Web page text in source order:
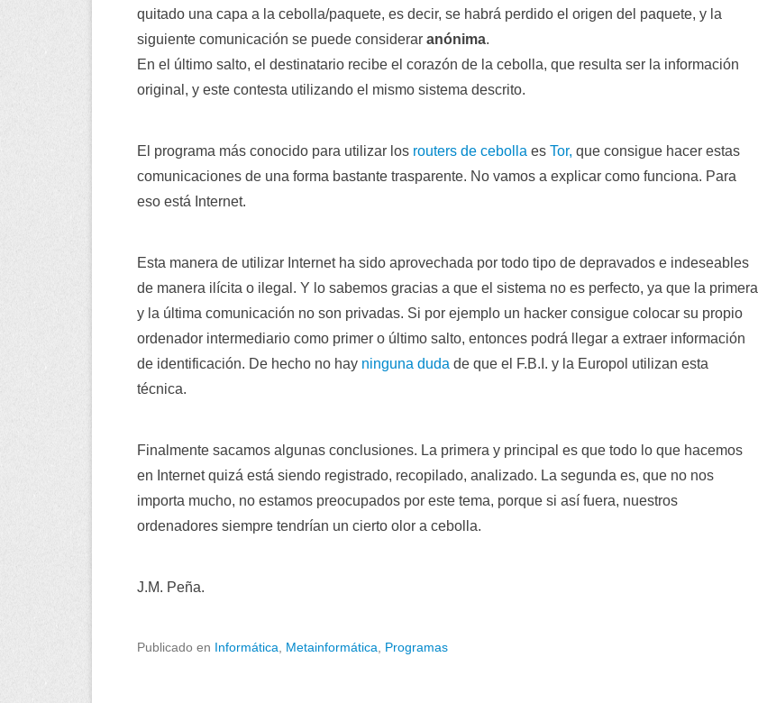
quitado una capa a la cebolla/paquete, es decir, se habrá perdido el origen del paquete, y la
siguiente comunicación se puede considerar anónima.
En el último salto, el destinatario recibe el corazón de la cebolla, que resulta ser la información
original, y este contesta utilizando el mismo sistema descrito.
El programa más conocido para utilizar los routers de cebolla es Tor, que consigue hacer estas
comunicaciones de una forma bastante trasparente. No vamos a explicar como funciona. Para
eso está Internet.
Esta manera de utilizar Internet ha sido aprovechada por todo tipo de depravados e indeseables
de manera ilícita o ilegal. Y lo sabemos gracias a que el sistema no es perfecto, ya que la primera
y la última comunicación no son privadas. Si por ejemplo un hacker consigue colocar su propio
ordenador intermediario como primer o último salto, entonces podrá llegar a extraer información
de identificación. De hecho no hay ninguna duda de que el F.B.I. y la Europol utilizan esta
técnica.
Finalmente sacamos algunas conclusiones. La primera y principal es que todo lo que hacemos
en Internet quizá está siendo registrado, recopilado, analizado. La segunda es, que no nos
importa mucho, no estamos preocupados por este tema, porque si así fuera, nuestros
ordenadores siempre tendrían un cierto olor a cebolla.
J.M. Peña.
Publicado en Informática Metainformática Programas